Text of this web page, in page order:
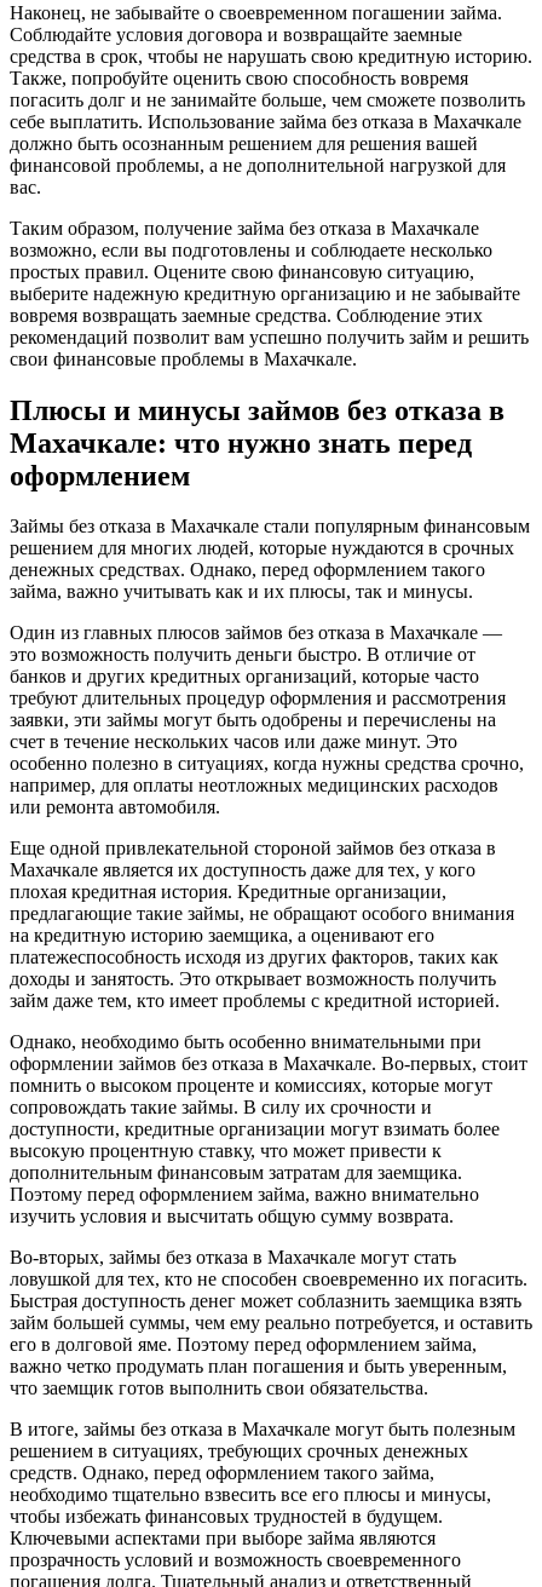
Наконец, не забывайте о своевременном погашении займа.
Соблюдайте условия договора и возвращайте заемные
средства в срок, чтобы не нарушать свою кредитную историю.
Также, попробуйте оценить свою способность вовремя
погасить долг и не занимайте больше, чем сможете позволить
себе выплатить. Использование займа без отказа в Махачкале
должно быть осознанным решением для решения вашей
финансовой проблемы, а не дополнительной нагрузкой для
вас.
Таким образом, получение займа без отказа в Махачкале
возможно, если вы подготовлены и соблюдаете несколько
простых правил. Оцените свою финансовую ситуацию,
выберите надежную кредитную организацию и не забывайте
вовремя возвращать заемные средства. Соблюдение этих
рекомендаций позволит вам успешно получить займ и решить
свои финансовые проблемы в Махачкале.
Плюсы и минусы займов без отказа в
Махачкале: что нужно знать перед
оформлением
Займы без отказа в Махачкале стали популярным финансовым
решением для многих людей, которые нуждаются в срочных
денежных средствах. Однако, перед оформлением такого
займа, важно учитывать как и их плюсы, так и минусы.
Один из главных плюсов займов без отказа в Махачкале —
это возможность получить деньги быстро. В отличие от
банков и других кредитных организаций, которые часто
требуют длительных процедур оформления и рассмотрения
заявки, эти займы могут быть одобрены и перечислены на
счет в течение нескольких часов или даже минут. Это
особенно полезно в ситуациях, когда нужны средства срочно,
например, для оплаты неотложных медицинских расходов
или ремонта автомобиля.
Еще одной привлекательной стороной займов без отказа в
Махачкале является их доступность даже для тех, у кого
плохая кредитная история. Кредитные организации,
предлагающие такие займы, не обращают особого внимания
на кредитную историю заемщика, а оценивают его
платежеспособность исходя из других факторов, таких как
доходы и занятость. Это открывает возможность получить
займ даже тем, кто имеет проблемы с кредитной историей.
Однако, необходимо быть особенно внимательными при
оформлении займов без отказа в Махачкале. Во-первых, стоит
помнить о высоком проценте и комиссиях, которые могут
сопровождать такие займы. В силу их срочности и
доступности, кредитные организации могут взимать более
высокую процентную ставку, что может привести к
дополнительным финансовым затратам для заемщика.
Поэтому перед оформлением займа, важно внимательно
изучить условия и высчитать общую сумму возврата.
Во-вторых, займы без отказа в Махачкале могут стать
ловушкой для тех, кто не способен своевременно их погасить.
Быстрая доступность денег может соблазнить заемщика взять
займ большей суммы, чем ему реально потребуется, и оставить
его в долговой яме. Поэтому перед оформлением займа,
важно четко продумать план погашения и быть уверенным,
что заемщик готов выполнить свои обязательства.
В итоге, займы без отказа в Махачкале могут быть полезным
решением в ситуациях, требующих срочных денежных
средств. Однако, перед оформлением такого займа,
необходимо тщательно взвесить все его плюсы и минусы,
чтобы избежать финансовых трудностей в будущем.
Ключевыми аспектами при выборе займа являются
прозрачность условий и возможность своевременного
погашения долга. Тщательный анализ и ответственный